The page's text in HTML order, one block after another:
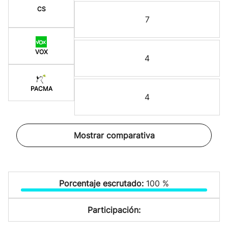
CS
VOX
PACMA
7
4
4
Mostrar comparativa
Porcentaje escrutado: 100 %
Participación: